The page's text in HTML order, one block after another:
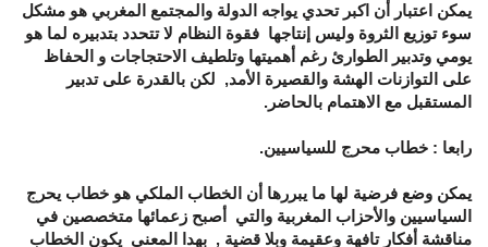
يمكن اعتبار أن اكبر تحدي يواجه الدولة والمجتمع المغربي هو مشكل
سوء توزيع الثروة وليس إنتاجها فقوة النظام لا تتحدد بتدبيره لما هو
يومي وتدبير الطوارئ رغم أهميتها وتلطيف الاحتجاجات و الحفاظ
على التوازنات الهشة والقصيرة الأمد, لكن بالقدرة على تدبير
المستقبل مع الاهتمام بالحاضر.
رابعا : خطاب محرج للسياسيين.
يمكن وضع فرضية لها ما يبررها أن الخطاب الملكي هو خطاب يحرج
السياسيين والأحزاب المغربية والتي أصبح زعمائها متخصصين في
مناقشة أفكار تافهة وعقيمة وبلا قضية , بهدا المعنى يكون الخطاب